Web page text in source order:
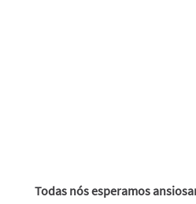
Todas nós esperamos